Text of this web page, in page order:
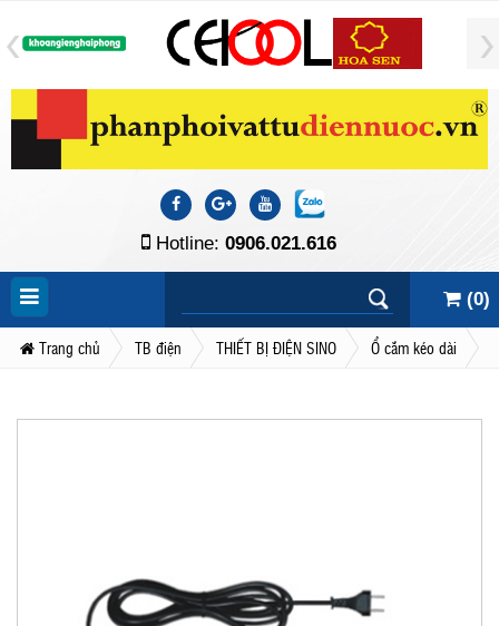
Hotline: 0906.021.616
(0)
Trang chủ TB điện THIẾT BỊ ĐIỆN SINO Ổ cắm kéo dài